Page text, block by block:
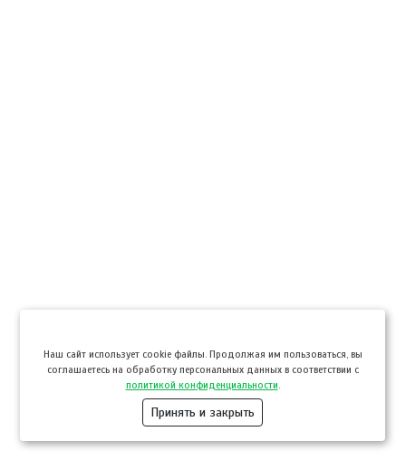
Hаш сайт использует cookie файлы. Продолжая им пользоваться, вы
соглашаетесь на обработку персональных данных в соответствии с
политикой конфиденциальности
Принять и закрыть